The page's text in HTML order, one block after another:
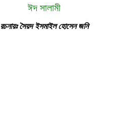
ঈদ সালামী
রচনায়ঃ সৈয়দ ইসমাইল হোসেন জনি